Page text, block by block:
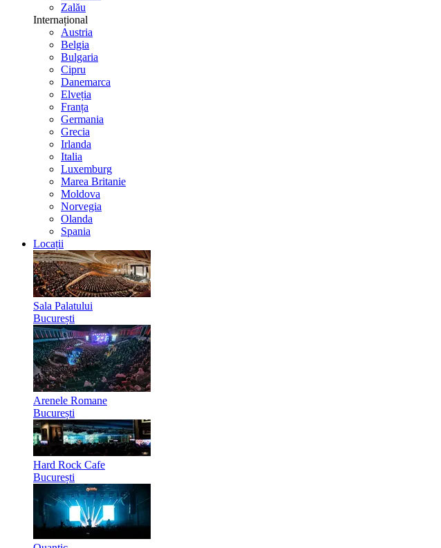
Zalău
Internațional
Austria
Belgia
Bulgaria
Cipru
Danemarca
Elveția
Franța
Germania
Grecia
Irlanda
Italia
Luxemburg
Marea Britanie
Moldova
Norvegia
Olanda
Spania
Locații
Sala Palatului
București
Arenele Romane
București
Hard Rock Cafe
București